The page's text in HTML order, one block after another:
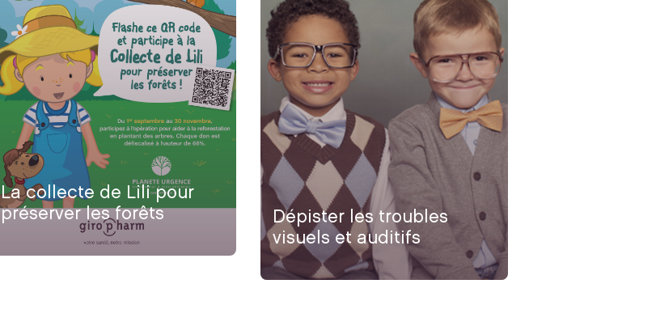
La collecte de Lili pour
préserver les forêts
Dépister les troubles
visuels et auditifs